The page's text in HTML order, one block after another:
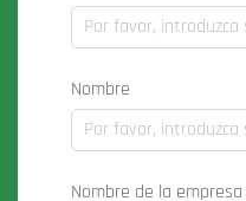
Nombre
Nombre de la empresa